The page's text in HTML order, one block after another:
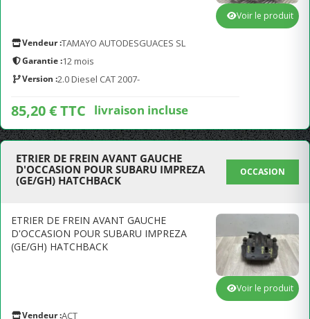
Vendeur :TAMAYO AUTODESGUACES SL
Garantie :12 mois
Version :2.0 Diesel CAT 2007-
85,20 € TTC livraison incluse
Voir le produit
ETRIER DE FREIN AVANT GAUCHE
D'OCCASION POUR SUBARU IMPREZA
(GE/GH) HATCHBACK
OCCASION
ETRIER DE FREIN AVANT GAUCHE
D'OCCASION POUR SUBARU IMPREZA
(GE/GH) HATCHBACK
Vendeur :ACT
Voir le produit